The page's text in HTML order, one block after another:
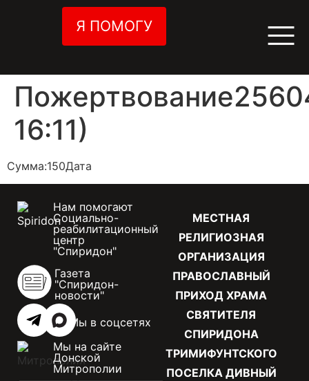
Я ПОМОГУ
16:11)
Сумма:150Дата
МЕСТНАЯ
РЕЛИГИОЗНАЯ
ОРГАНИЗАЦИЯ
ПРАВОСЛАВНЫЙ
ПРИХОД ХРАМА
СВЯТИТЕЛЯ
СПИРИДОНА
ТРИМИФУНТСКОГО
ПОСЕЛКА ДИВНЫЙ
Нам помогают
Социально-
реабилитационный
центр
"Спиридон"
Газета
"Спиридон-
новости"
Мы в соцсетях
Мы на сайте
Донской
Митрополии